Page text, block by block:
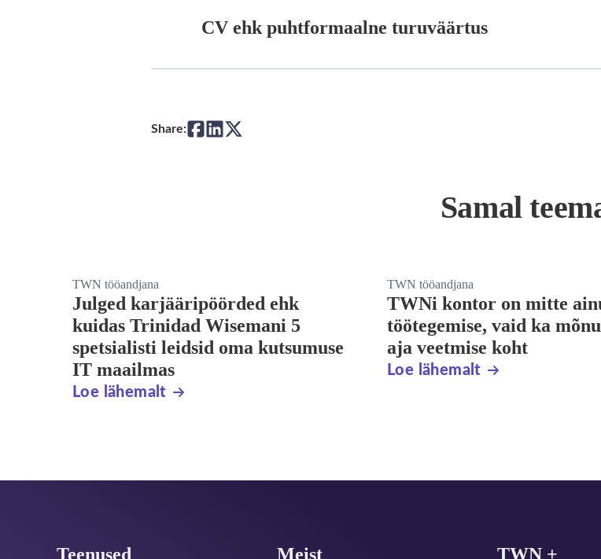
CV ehk puhtformaalne turuväärtus
Share:
Samal
TWN tööandjana
Julged karjääripöörded ehk
kuidas Trinidad Wisemani 5
spetsialisti leidsid oma kutsumuse
IT maailmas
Loe lähemalt
TWN tööandjana
TWNi kontor on mitte
töötegemise, vaid ka
aja veetmise koht
Loe lähemalt
Teenused Meist TWN +